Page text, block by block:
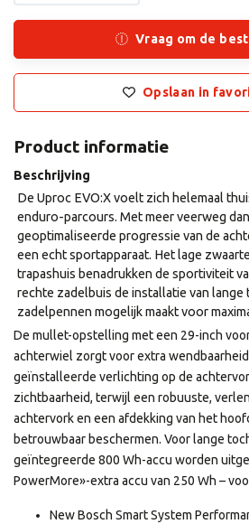
Vraag om de
Opslaan in
Product informatie
Beschrijving
De Uproc EVO:X voelt zich helemaal
enduro-parcours. Met meer veerweg
geoptimaliseerde progressie van de
een echt sportapparaat. Het lage
trapashuis benadrukken de sportiviteit
rechte zadelbuis de installatie van lange
zadelpennen mogelijk maakt voor
De mullet-opstelling met een 29-inch
achterwiel zorgt voor extra
geïnstalleerde verlichting op de
zichtbaarheid, terwijl een robuuste,
achtervork en een afdekking van het
betrouwbaar beschermen. Voor lange
geïntegreerde 800 Wh-accu worden
PowerMore»-extra accu van 250 Wh –
New Bosch Smart System